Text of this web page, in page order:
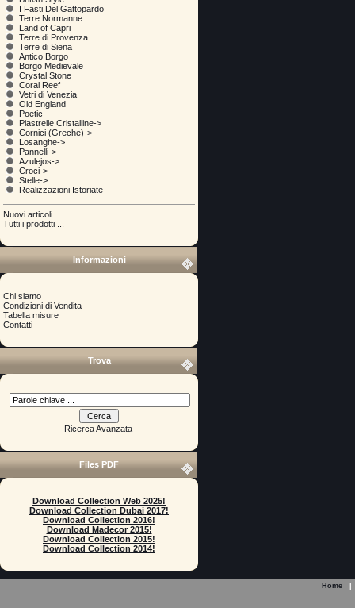
I Fasti Del Gattopardo
Terre Normanne
Land of Capri
Terre di Provenza
Terre di Siena
Antico Borgo
Borgo Medievale
Crystal Stone
Coral Reef
Vetri di Venezia
Old England
Poetic
Piastrelle Cristalline->
Cornici (Greche)->
Losanghe->
Pannelli->
Azulejos->
Croci->
Stelle->
Realizzazioni Istoriate
Nuovi articoli ...
Tutti i prodotti ...
Informazioni
Chi siamo
Condizioni di Vendita
Tabella misure
Contatti
Trova
Ricerca Avanzata
Files PDF
Download Collection Web 2025!
Download Collection Dubai 2017!
Download Collection 2016!
Download Madecor 2015!
Download Collection 2015!
Download Collection 2014!
Home